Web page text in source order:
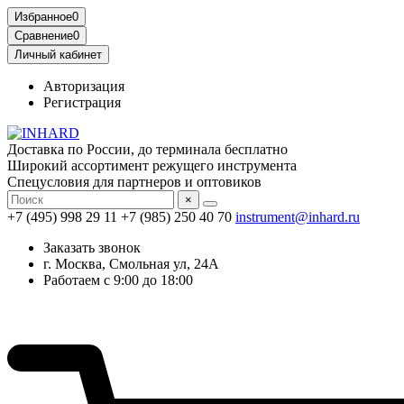
Избранное0
Сравнение0
Личный кабинет
Авторизация
Регистрация
Доставка по России, до терминала бесплатно
Широкий ассортимент режущего инструмента
Спецусловия для партнеров и оптовиков
×
+7 (495) 998 29 11 +7 (985) 250 40 70 instrument@inhard.ru
Заказать звонок
г. Москва, Смольная ул, 24А
Работаем с 9:00 до 18:00